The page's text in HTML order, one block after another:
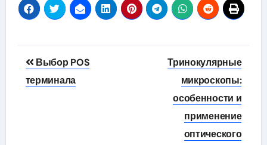
Навигация
по
Выбор POS
терминала
Тринокулярные
микроскопы:
особенности и
применение
оптического